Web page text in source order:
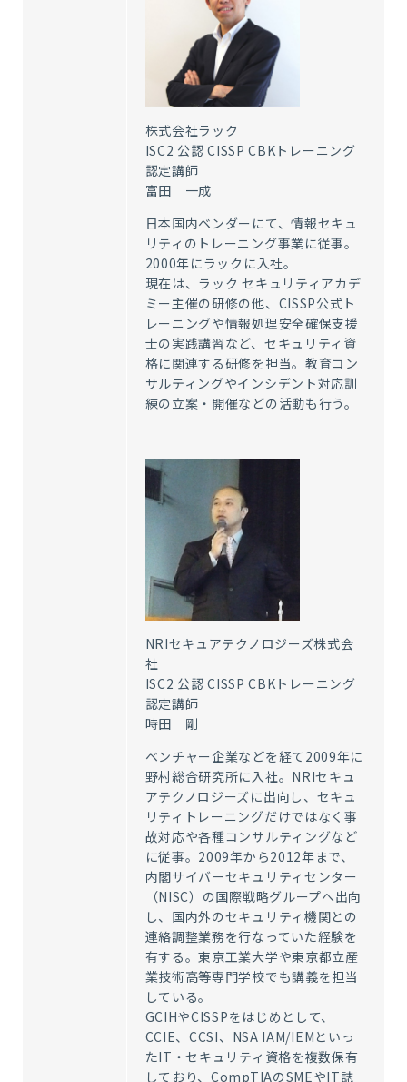
株式会社ラック
ISC2 公認 CISSP CBKトレーニング
認定講師
富田 一成
日本国内ベンダーにて、情報セキュ
リティのトレーニング事業に従事。
2000年にラックに入社。
現在は、ラック セキュリティアカデ
ミー主催の研修の他、CISSP公式ト
レーニングや情報処理安全確保支援
士の実践講習など、セキュリティ資
格に関連する研修を担当。教育コン
サルティングやインシデント対応訓
練の立案・開催などの活動も行う。
NRIセキュアテクノロジーズ株式会
社
ISC2 公認 CISSP CBKトレーニング
認定講師
時田 剛
ベンチャー企業などを経て2009年に
野村総合研究所に入社。NRIセキュ
アテクノロジーズに出向し、セキュ
リティトレーニングだけではなく事
故対応や各種コンサルティングなど
に従事。2009年から2012年まで、
内閣サイバーセキュリティセンター
（NISC）の国際戦略グループへ出向
し、国内外のセキュリティ機関との
連絡調整業務を行なっていた経験を
有する。東京工業大学や東京都立産
業技術高等専門学校でも講義を担当
している。
GCIHやCISSPをはじめとして、
CCIE、CCSI、NSA IAM/IEMといっ
たIT・セキュリティ資格を複数保有
しており、CompTIAのSMEやIT誌